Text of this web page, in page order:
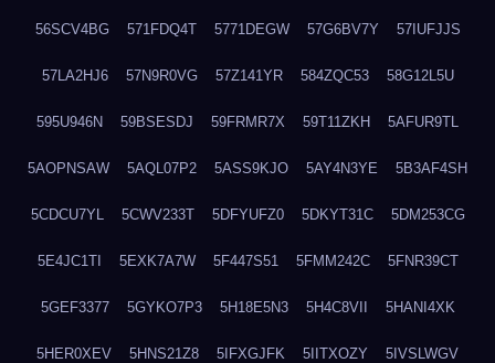
56SCV4BG 571FDQ4T 5771DEGW 57G6BV7Y 57IUFJJS
57LA2HJ6 57N9R0VG 57Z141YR 584ZQC53 58G12L5U
595U946N 59BSESDJ 59FRMR7X 59T11ZKH 5AFUR9TL
5AOPNSAW 5AQL07P2 5ASS9KJO 5AY4N3YE 5B3AF4SH
5CDCU7YL 5CWV233T 5DFYUFZ0 5DKYT31C 5DM253CG
5E4JC1TI 5EXK7A7W 5F447S51 5FMM242C 5FNR39CT
5GEF3377 5GYKO7P3 5H18E5N3 5H4C8VII 5HANI4XK
5HER0XEV 5HNS21Z8 5IFXGJFK 5IITXOZY 5IVSLWGV